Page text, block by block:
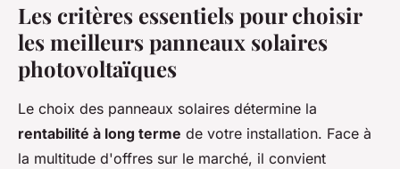
Les critères essentiels pour choisir
les meilleurs panneaux solaires
photovoltaïques
Le choix des panneaux solaires détermine la
rentabilité à long terme de votre installation. Face à
la multitude d'offres sur le marché, il convient